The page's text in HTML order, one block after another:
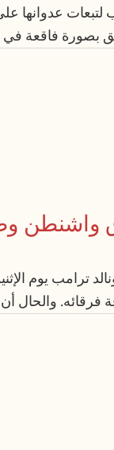
لتبعات عدوانها
بصورة فاقعة
واشنطن
يوم
فرقائه. والحال